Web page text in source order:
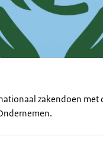
zakendoen met